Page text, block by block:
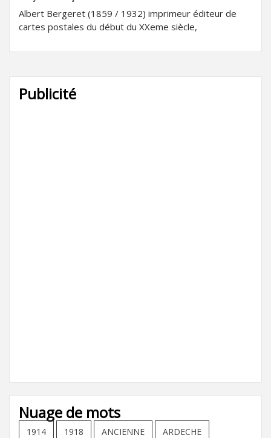
Albert Bergeret (1859 / 1932) imprimeur éditeur de
cartes postales du début du XXeme siècle,
Publicité
Nuage de mots
1914 1918 ANCIENNE ARDECHE